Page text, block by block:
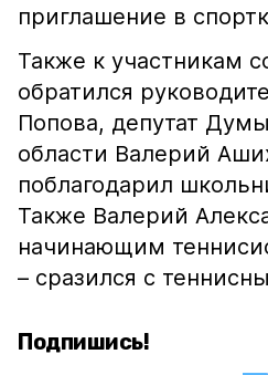
приглашение в
Также к участникам
обратился
Попова, депутат
области Валерий
поблагодарил
Также Валерий
начинающим
– сразился с
Подпишись!